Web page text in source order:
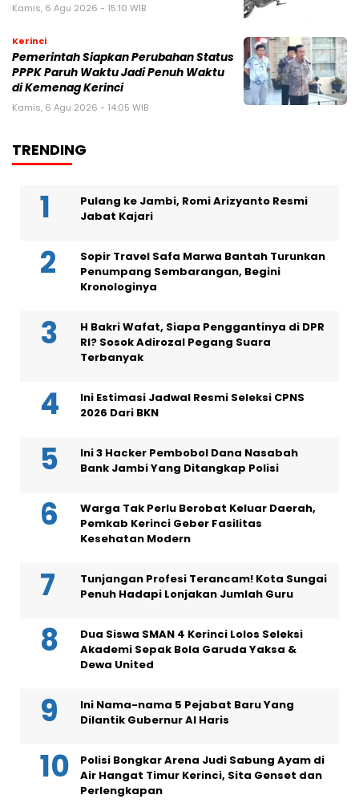
Kamis, 6 Agu 2026 - 15:10 WIB
Kerinci
Pemerintah Siapkan Perubahan Status
PPPK Paruh Waktu Jadi Penuh Waktu
di Kemenag Kerinci
Kamis, 6 Agu 2026 - 14:05 WIB
TRENDING
Pulang ke Jambi, Romi Arizyanto Resmi
Jabat Kajari
Sopir Travel Safa Marwa Bantah Turunkan
Penumpang Sembarangan, Begini
Kronologinya
H Bakri Wafat, Siapa Penggantinya di DPR
RI? Sosok Adirozal Pegang Suara
Terbanyak
Ini Estimasi Jadwal Resmi Seleksi CPNS
2026 Dari BKN
Ini 3 Hacker Pembobol Dana Nasabah
Bank Jambi Yang Ditangkap Polisi
Warga Tak Perlu Berobat Keluar Daerah,
Pemkab Kerinci Geber Fasilitas
Kesehatan Modern
Tunjangan Profesi Terancam! Kota Sungai
Penuh Hadapi Lonjakan Jumlah Guru
Dua Siswa SMAN 4 Kerinci Lolos Seleksi
Akademi Sepak Bola Garuda Yaksa &
Dewa United
Ini Nama-nama 5 Pejabat Baru Yang
Dilantik Gubernur Al Haris
Polisi Bongkar Arena Judi Sabung Ayam di
Air Hangat Timur Kerinci, Sita Genset dan
Perlengkapan